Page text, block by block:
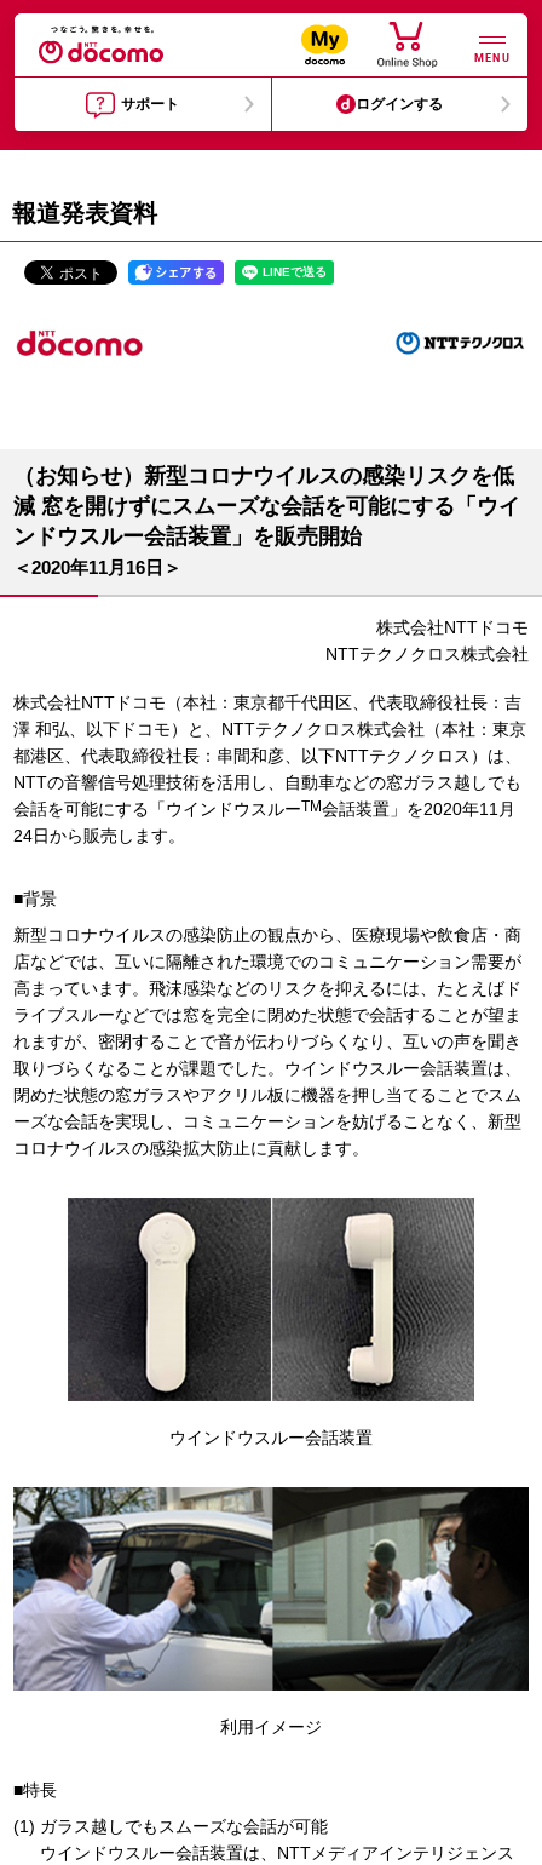
MENU
サポート ログインする
報道発表資料
（お知らせ）新型コロナウイルスの感染リスクを低
減 窓を開けずにスムーズな会話を可能にする「ウイ
ンドウスルー会話装置」を販売開始
＜2020年11月16日＞
株式会社NTTドコモ
NTTテクノクロス株式会社
株式会社NTTドコモ（本社：東京都千代田区、代表取締役社長：吉
澤 和弘、以下ドコモ）と、NTTテクノクロス株式会社（本社：東京
都港区、代表取締役社長：串間和彦、以下NTTテクノクロス）は、
NTTの音響信号処理技術を活用し、自動車などの窓ガラス越しでも
会話を可能にする「ウインドウスルーTM会話装置」を2020年11月
24日から販売します。
■背景
新型コロナウイルスの感染防止の観点から、医療現場や飲食店・商
店などでは、互いに隔離された環境でのコミュニケーション需要が
高まっています。飛沫感染などのリスクを抑えるには、たとえばド
ライブスルーなどでは窓を完全に閉めた状態で会話することが望ま
れますが、密閉することで音が伝わりづらくなり、互いの声を聞き
取りづらくなることが課題でした。ウインドウスルー会話装置は、
閉めた状態の窓ガラスやアクリル板に機器を押し当てることでスム
ーズな会話を実現し、コミュニケーションを妨げることなく、新型
コロナウイルスの感染拡大防止に貢献します。
ウインドウスルー会話装置
利用イメージ
■特長
ガラス越しでもスムーズな会話が可能
ウインドウスルー会話装置は、NTTメディアインテリジェンス